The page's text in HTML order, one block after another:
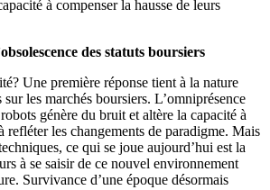
à compenser la hausse de leurs
des statuts boursiers
Une première réponse tient à la nature
les marchés boursiers. L’omniprésence
génère du bruit et altère la capacité à
refléter les changements de paradigme. Mais
ce qui se joue aujourd’hui est la
à se saisir de ce nouvel environnement
Survivance d’une époque désormais